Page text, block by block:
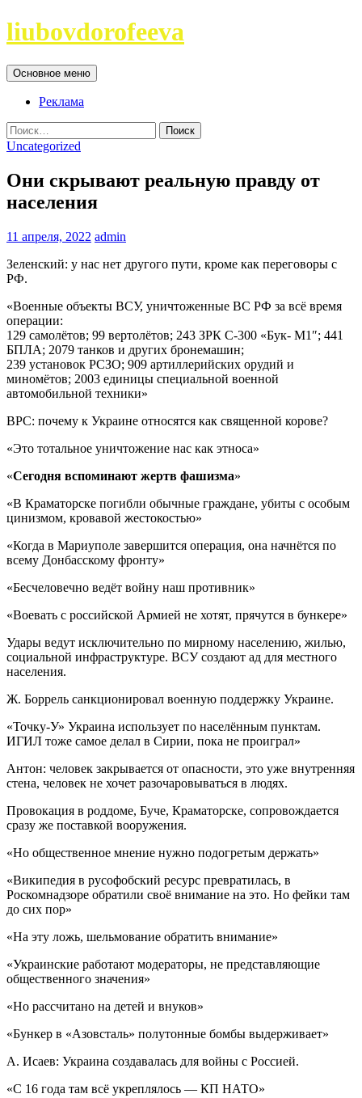
Перейти
к
liubovdorofeeva
Поиск
Основное меню
Реклама
Найти:
Uncategorized
Они скрывают реальную правду от
населения
11 апреля, 2022 admin
Зеленский: у нас нет другого пути, кроме как переговоры с
РФ.
«Военные объекты ВСУ, уничтоженные ВС РФ за всё время
операции:
129 самолётов; 99 вертолётов; 243 ЗРК С-300 «Бук- М1″; 441
БПЛА; 2079 танков и других бронемашин;
239 установок РСЗО; 909 артиллерийских орудий и
миномётов; 2003 единицы специальной военной
автомобильной техники»
ВРС: почему к Украине относятся как священной корове?
«Это тотальное уничтожение нас как этноса»
«Сегодня вспоминают жертв фашизма»
«В Краматорске погибли обычные граждане, убиты с особым
цинизмом, кровавой жестокостью»
«Когда в Мариуполе завершится операция, она начнётся по
всему Донбасскому фронту»
«Бесчеловечно ведёт войну наш противник»
«Воевать с российской Армией не хотят, прячутся в бункере»
Удары ведут исключительно по мирному населению, жилью,
социальной инфраструктуре. ВСУ создают ад для местного
населения.
Ж. Боррель санкционировал военную поддержку Украине.
«Точку-У» Украина использует по населённым пунктам.
ИГИЛ тоже самое делал в Сирии, пока не проиграл»
Антон: человек закрывается от опасности, это уже внутренняя
стена, человек не хочет разочаровываться в людях.
Провокация в роддоме, Буче, Краматорске, сопровождается
сразу же поставкой вооружения.
«Но общественное мнение нужно подогретым держать»
«Википедия в русофобский ресурс превратилась, в
Роскомнадзоре обратили своё внимание на это. Но фейки там
до сих пор»
«На эту ложь, шельмование обратить внимание»
«Украинские работают модераторы, не представляющие
общественного значения»
«Но рассчитано на детей и внуков»
«Бункер в «Азовсталь» полутонные бомбы выдерживает»
А. Исаев: Украина создавалась для войны с Россией.
«С 16 года там всё укреплялось — КП НАТО»